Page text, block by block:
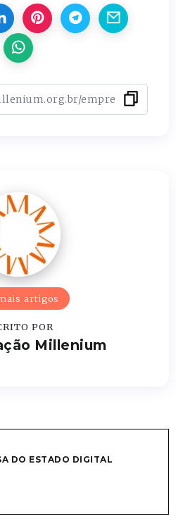
artigos
POR
Millenium
DO ESTADO DIGITAL